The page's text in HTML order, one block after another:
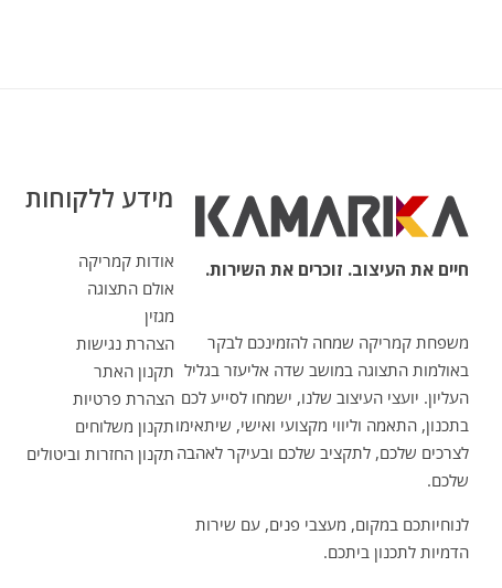
חיים את העיצוב. זוכרים את השירות.
משפחת קמריקה שמחה להזמינכם לבקר
באולמות התצוגה במושב שדה אליעזר בגליל
העליון. יועצי העיצוב שלנו, ישמחו לסייע לכם
בתכנון, התאמה וליווי מקצועי ואישי, שיתאימו
לצרכים שלכם, לתקציב שלכם ובעיקר לאהבה
שלכם.
לנוחיותכם במקום, מעצבי פנים, עם שירות
הדמיות לתכנון ביתכם.
מידע ללקוחות
אודות קמריקה
אולם התצוגה
מגזין
הצהרת נגישות
תקנון האתר
הצהרת פרטיות
תקנון משלוחים
תקנון החזרות וביטולים